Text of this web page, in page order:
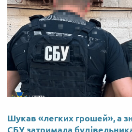
Шукав «легких грошей», а
СБУ затримала